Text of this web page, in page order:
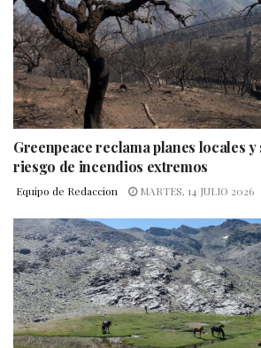
Greenpeace reclama planes locales
riesgo de incendios extremos
Equipo de Redaccion MARTES, 14 JULIO 2026